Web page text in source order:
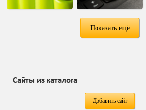
Показать ещё
Сайты из каталога
Добавить сайт